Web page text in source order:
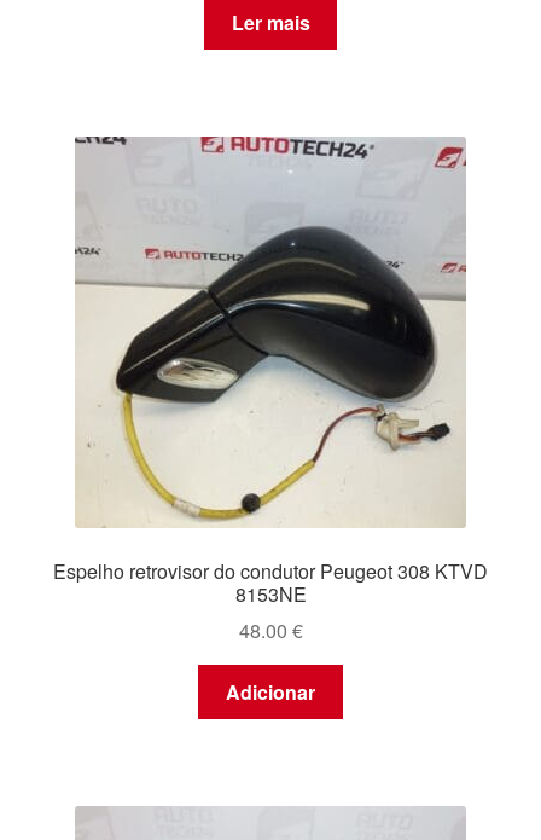
Ler mais
Espelho retrovisor do condutor Peugeot 308 KTVD
8153NE
48.00 €
Adicionar